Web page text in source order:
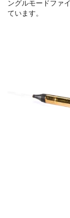
ングルモードファ
ています。